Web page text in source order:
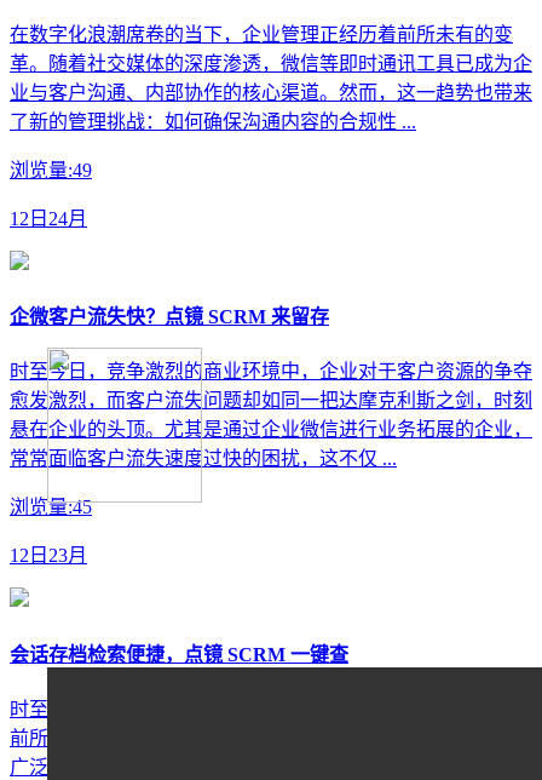
在数字化浪潮席卷的当下，企业管理正经历着前所未有的变
革。随着社交媒体的深度渗透，微信等即时通讯工具已成为企
业与客户沟通、内部协作的核心渠道。然而，这一趋势也带来
了新的管理挑战：如何确保沟通内容的合规性 ...
浏览量:49
12日24月
企微客户流失快？点镜 SCRM 来留存
时至今日，竞争激烈的商业环境中，企业对于客户资源的争夺
愈发激烈，而客户流失问题却如同一把达摩克利斯之剑，时刻
悬在企业的头顶。尤其是通过企业微信进行业务拓展的企业，
常常面临客户流失速度过快的困扰，这不仅 ...
浏览量:45
12日23月
会话存档检索便捷，点镜 SCRM 一键查
时至今日，数字化浪潮席卷的商业环境中，企业管理正面临着
前所未有的挑战与机遇。随着微信等社交工具在企业沟通中的
广泛应用，如何高效管理微信会话内容、快速检索关键信息，